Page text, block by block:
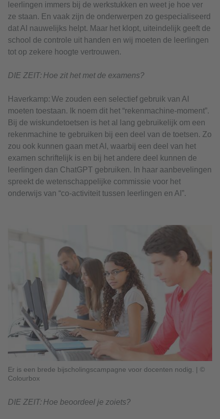
leerlingen immers bij de werkstukken en weet je hoe ver
ze staan. En vaak zijn de onderwerpen zo gespecialiseerd
dat AI nauwelijks helpt. Maar het klopt, uiteindelijk geeft de
school de controle uit handen en wij moeten de leerlingen
tot op zekere hoogte vertrouwen.
DIE ZEIT: Hoe zit het met de examens?
Haverkamp: We zouden een selectief gebruik van AI
moeten toestaan. Ik noem dit het “rekenmachine-moment”.
Bij de wiskundetoetsen is het al lang gebruikelijk om een
rekenmachine te gebruiken bij een deel van de toetsen. Zo
zou ook kunnen gaan met AI, waarbij een deel van het
examen schriftelijk is en bij het andere deel kunnen de
leerlingen dan ChatGPT gebruiken. In haar aanbevelingen
spreekt de wetenschappelijke commissie voor het
onderwijs van “co-activiteit tussen leerlingen en AI”.
Er is een brede bijscholingscampagne voor docenten nodig. | ©
Colourbox
DIE ZEIT: Hoe beoordeel je zoiets?